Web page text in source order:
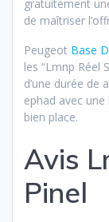
gratuitement
de maîtriser
Peugeot Base
les “Lmnp Réel
d’une durée de
ephad avec
bien place.
Avis
Pinel